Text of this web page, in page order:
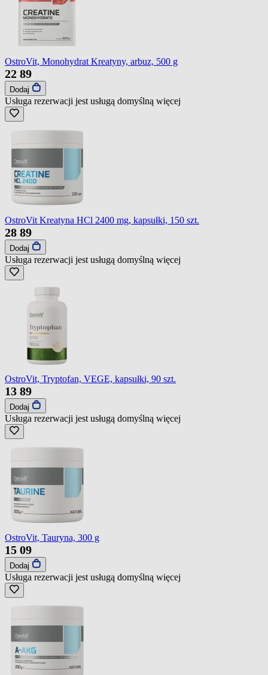
OstroVit, Monohydrat Kreatyny, arbuz, 500 g
22 89
Dodaj
Usługa rezerwacji jest usługą domyślną więcej
OstroVit Kreatyna HCl 2400 mg, kapsułki, 150 szt.
28 89
Dodaj
Usługa rezerwacji jest usługą domyślną więcej
OstroVit, Tryptofan, VEGE, kapsułki, 90 szt.
13 89
Dodaj
Usługa rezerwacji jest usługą domyślną więcej
OstroVit, Tauryna, 300 g
15 09
Dodaj
Usługa rezerwacji jest usługą domyślną więcej